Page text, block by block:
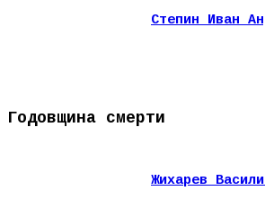
Степин Иван
Годовщина смерти
Жихарев